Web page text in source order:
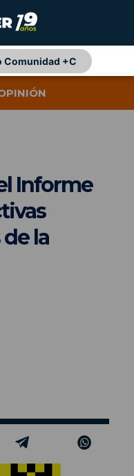
Comunidad +C
Informe
la